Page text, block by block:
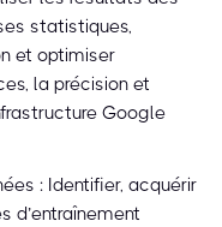
statistiques,
et optimiser
la précision et
Google
: Identifier, acquérir
d’entraînement